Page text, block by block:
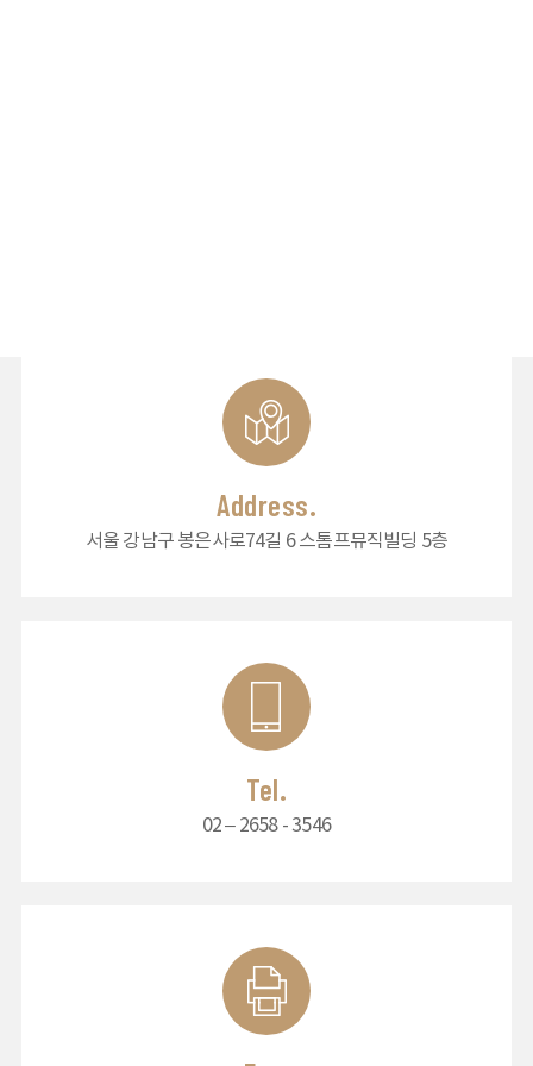
Address.
서울 강남구 봉은사로74길 6 스톰프뮤직빌딩 5층
Tel.
02 – 2658 - 3546